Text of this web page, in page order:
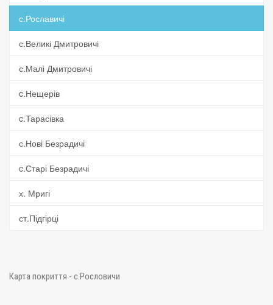
с.Рославичі
с.Великі Дмитровичі
с.Малі Дмитровичі
c.Нещерів
c.Тарасівка
с.Нові Безрадичі
c.Старі Безрадичі
х. Мригі
ст.Підгірці
Карта покриття - с.Рословичи